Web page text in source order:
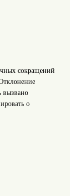
сокращений
вызвано
о